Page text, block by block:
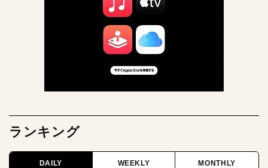
ランキング
DAILY WEEKLY MONTHLY